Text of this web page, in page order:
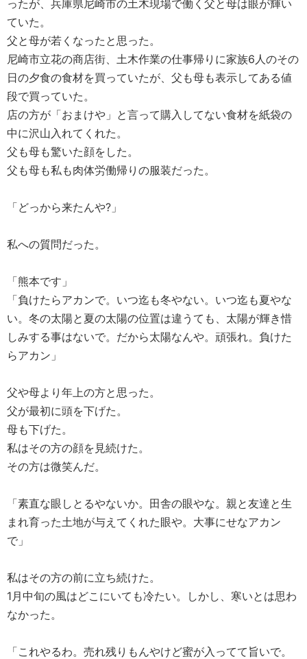
ったが、兵庫県尼崎市の土木現場で働く父と母は眼が輝い
ていた。
父と母が若くなったと思った。
尼崎市立花の商店街、土木作業の仕事帰りに家族6人のその
日の夕食の食材を買っていたが、父も母も表示してある値
段で買っていた。
店の方が「おまけや」と言って購入してない食材を紙袋の
中に沢山入れてくれた。
父も母も驚いた顔をした。
父も母も私も肉体労働帰りの服装だった。
「どっから来たんや?」
私への質問だった。
「熊本です」
「負けたらアカンで。いつ迄も冬やない。いつ迄も夏やな
い。冬の太陽と夏の太陽の位置は違うても、太陽が輝き惜
しみする事はないで。だから太陽なんや。頑張れ。負けた
らアカン」
父や母より年上の方と思った。
父が最初に頭を下げた。
母も下げた。
私はその方の顔を見続けた。
その方は微笑んだ。
「素直な眼しとるやないか。田舎の眼やな。親と友達と生
まれ育った土地が与えてくれた眼や。大事にせなアカン
で」
私はその方の前に立ち続けた。
1月中旬の風はどこにいても冷たい。しかし、寒いとは思わ
なかった。
「これやるわ。売れ残りもんやけど蜜が入ってて旨いで。